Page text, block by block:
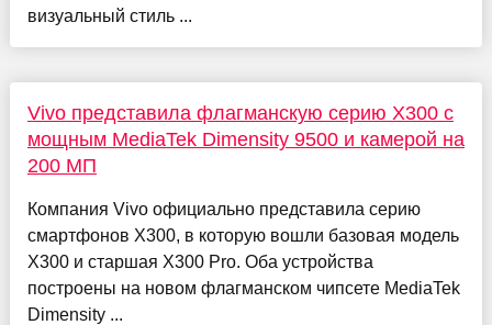
визуальный стиль ...
Vivo представила флагманскую серию X300 с
мощным MediaTek Dimensity 9500 и камерой на
200 МП
Компания Vivo официально представила серию
смартфонов X300, в которую вошли базовая модель
X300 и старшая X300 Pro. Оба устройства
построены на новом флагманском чипсете MediaTek
Dimensity ...